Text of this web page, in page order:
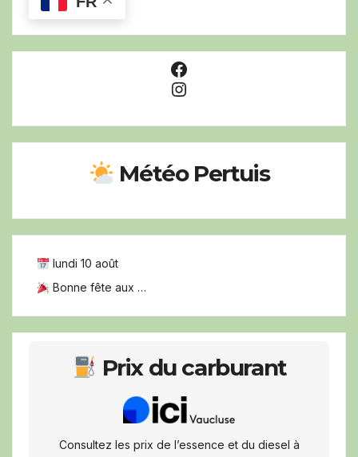
Facebook
Instagram
Météo Pertuis
lundi 10 août
Bonne fête aux …
Prix du carburant
Consultez les prix de l’essence et du diesel à